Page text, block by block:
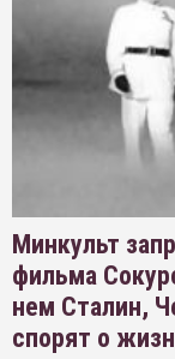
Минкульт
фильма
нем Сталин,
спорят о